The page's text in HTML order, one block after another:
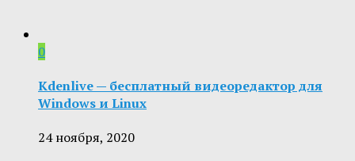
0
Kdenlive — бесплатный видеоредактор для
Windows и Linux
24 ноября, 2020